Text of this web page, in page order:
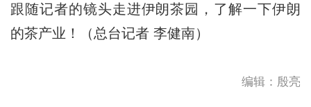
跟随记者的镜头走进伊朗茶园，了解一下伊朗
的茶产业！（总台记者 李健南）
编辑：殷亮